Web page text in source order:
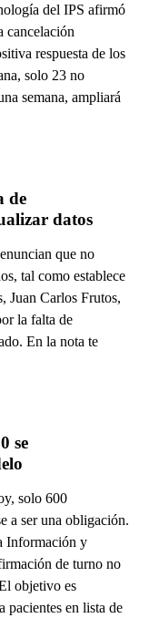
del IPS afirmó
cancelación
respuesta de los
solo 23 no
semana, ampliará
de
datos
que no
tal como establece
Juan Carlos Frutos,
la falta de
En la nota te
se
solo 600
a ser una obligación.
Información y
de turno no
objetivo es
pacientes en lista de